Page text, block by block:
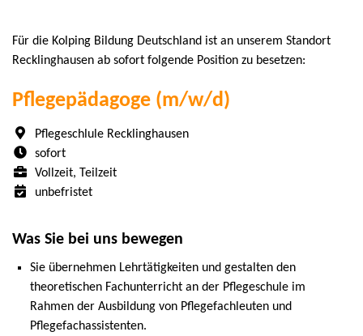
Für die Kolping Bildung Deutschland ist an unserem Standort
Recklinghausen ab sofort folgende Position zu besetzen:
Pflegepädagoge (m/w/d)
Pflegeschlule Recklinghausen
sofort
Vollzeit, Teilzeit
unbefristet
Was Sie bei uns bewegen
Sie übernehmen Lehrtätigkeiten und gestalten den
theoretischen Fachunterricht an der Pflegeschule im
Rahmen der Ausbildung von Pflegefachleuten und
Pflegefachassistenten.